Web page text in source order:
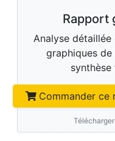
Rapport
Analyse
graphiques
synthèse
Commander ce